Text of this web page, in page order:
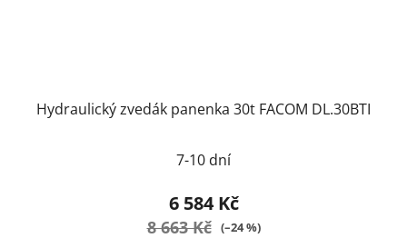
Hydraulický zvedák panenka 30t FACOM DL.30BTI
7-10 dní
6 584 Kč
8 663 Kč (–24 %)